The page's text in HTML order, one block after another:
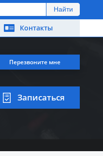
Контакты
Перезвоните мне
Записаться